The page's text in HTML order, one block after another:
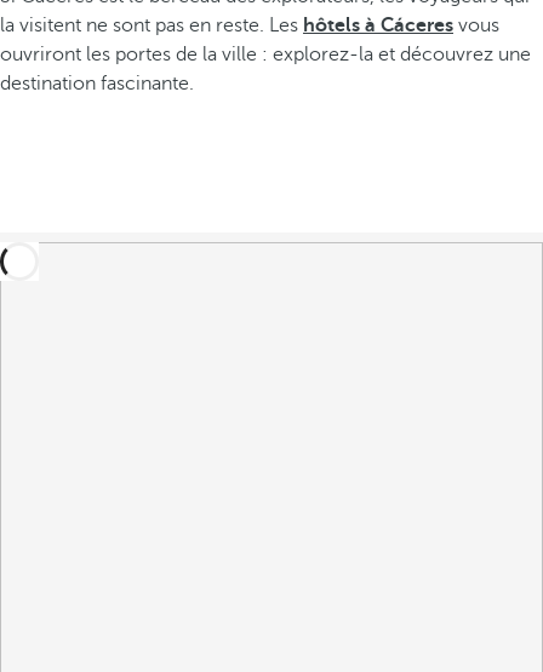
la visitent ne sont pas en reste. Les hôtels à Cáceres vous
ouvriront les portes de la ville : explorez-la et découvrez une
destination fascinante.